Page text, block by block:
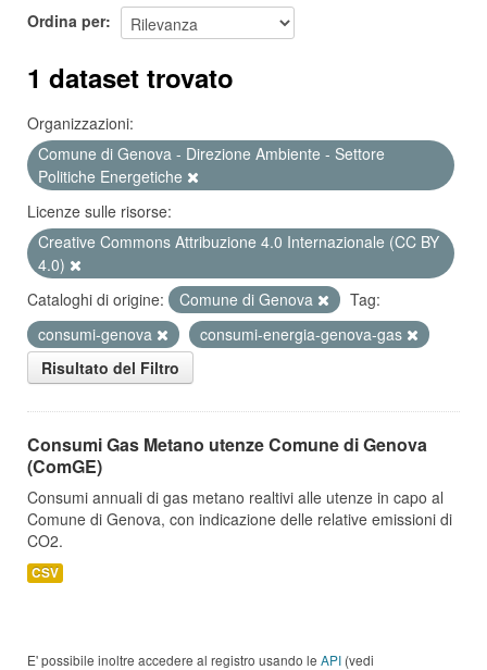
Ordina per
1 dataset trovato
Organizzazioni:
Comune di Genova - Direzione Ambiente - Settore
Politiche Energetiche
Licenze sulle risorse:
Creative Commons Attribuzione 4.0 Internazionale (CC BY
4.0)
Cataloghi di origine:
Comune di Genova
Tag:
consumi-genova
consumi-energia-genova-gas
Risultato del Filtro
Consumi Gas Metano utenze Comune di Genova
(ComGE)
Consumi annuali di gas metano realtivi alle utenze in capo al
Comune di Genova, con indicazione delle relative emissioni di
CO2.
CSV
E' possibile inoltre accedere al registro usando le API (vedi